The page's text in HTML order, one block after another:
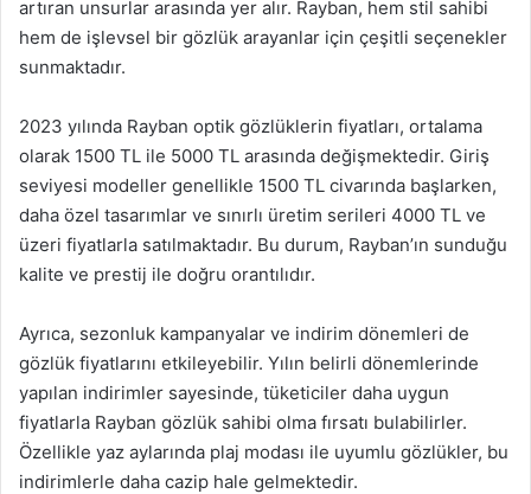
artıran unsurlar arasında yer alır. Rayban, hem stil sahibi
hem de işlevsel bir gözlük arayanlar için çeşitli seçenekler
sunmaktadır.
2023 yılında Rayban optik gözlüklerin fiyatları, ortalama
olarak 1500 TL ile 5000 TL arasında değişmektedir. Giriş
seviyesi modeller genellikle 1500 TL civarında başlarken,
daha özel tasarımlar ve sınırlı üretim serileri 4000 TL ve
üzeri fiyatlarla satılmaktadır. Bu durum, Rayban’ın sunduğu
kalite ve prestij ile doğru orantılıdır.
Ayrıca, sezonluk kampanyalar ve indirim dönemleri de
gözlük fiyatlarını etkileyebilir. Yılın belirli dönemlerinde
yapılan indirimler sayesinde, tüketiciler daha uygun
fiyatlarla Rayban gözlük sahibi olma fırsatı bulabilirler.
Özellikle yaz aylarında plaj modası ile uyumlu gözlükler, bu
indirimlerle daha cazip hale gelmektedir.